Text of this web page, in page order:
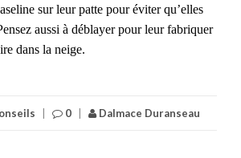
sur leur patte pour éviter qu’elles
aussi à déblayer pour leur fabriquer
dans la neige.
0 Dalmace Duranseau